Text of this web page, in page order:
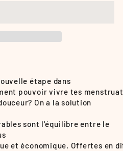
étape dans
pouvoir vivre tes
On a la solution
sont l'équilibre entre le
et économique. Offertes en